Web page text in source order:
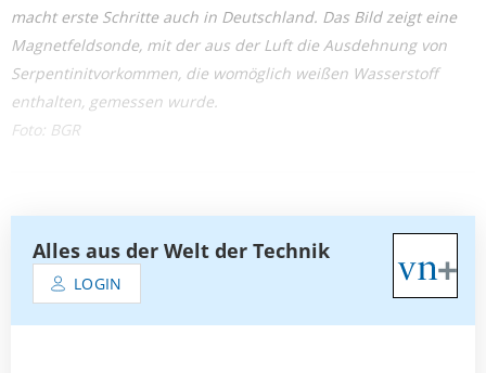
macht erste Schritte auch in Deutschland. Das Bild zeigt eine
Magnetfeldsonde, mit der aus der Luft die Ausdehnung von
Serpentinitvorkommen, die womöglich weißen Wasserstoff
enthalten, gemessen wurde.
Foto: BGR
Alles aus der Welt der Technik
LOGIN